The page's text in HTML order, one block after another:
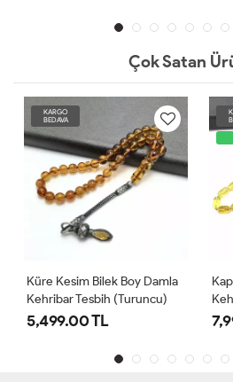
Çok Satan
KARGO
BEDAVA
Küre Kesim Bilek Boy Damla
Kehribar Tesbih (Turuncu)
5,499.00 TL